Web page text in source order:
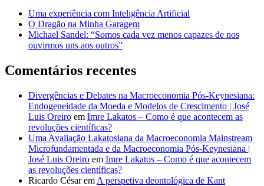
Uma experiência com Inteligência Artificial
O Dragão na Minha Garagem
Michael Sandel: “Somos cada vez menos capazes de nos
ouvirmos uns aos outros”
Comentários recentes
Divergências e Debates na Macroeconomia Pós-Keynesiana:
Endogeneidade da Moeda e Modelos de Crescimento | José
Luis Oreiro em Imre Lakatos – Como é que acontecem as
revoluções científicas?
Uma Avaliação Lakatosiana da Macroeconomia Mainstream
Microfundamentada e da Macroeconomia Pós-Keynesiana |
José Luis Oreiro em Imre Lakatos – Como é que acontecem
as revoluções científicas?
Ricardo Césarem A perspetiva deontológica de Kant